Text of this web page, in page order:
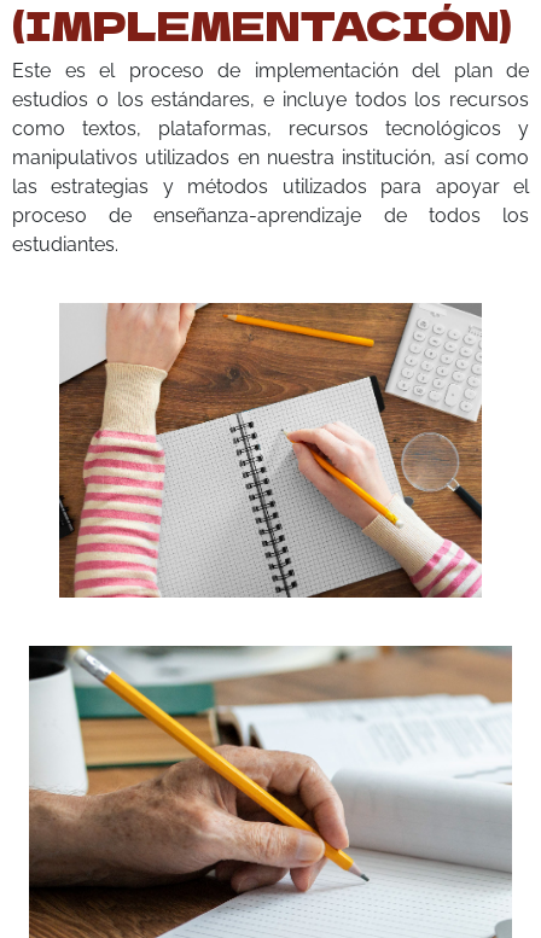
(IMPLEMENTACIÓN)
Este es el proceso de implementación del plan de
estudios o los estándares, e incluye todos los recursos
como textos, plataformas, recursos tecnológicos y
manipulativos utilizados en nuestra institución, así como
las estrategias y métodos utilizados para apoyar el
proceso de enseñanza-aprendizaje de todos los
estudiantes.